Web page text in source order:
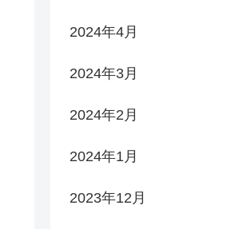
2024年4月
2024年3月
2024年2月
2024年1月
2023年12月